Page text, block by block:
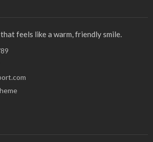
feels like a warm, friendly smile.